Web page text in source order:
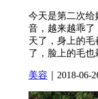
今天是第二次
音，越来越乖了
天了，身上的
了，脸上的毛也
美容 ｜2018-06-